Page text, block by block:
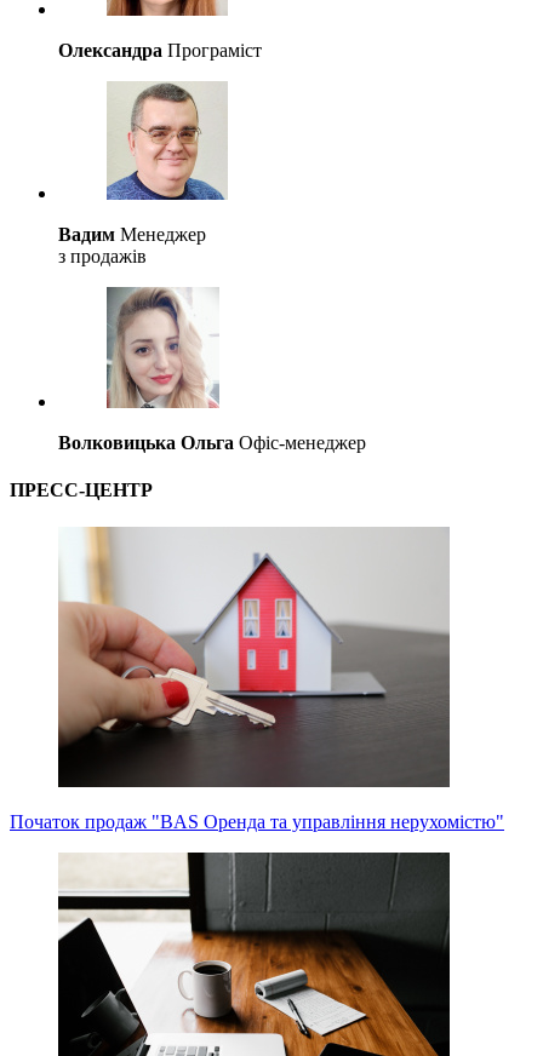
Олександра Програміст
Вадим Менеджер
з продажів
Волковицька Ольга Офіс-менеджер
ПРЕСС-ЦЕНТР
Початок продаж "BAS Оренда та управління нерухомістю"